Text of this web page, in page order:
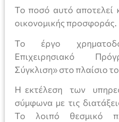
Το ποσό αυτό αποτελεί
οικονομικής προσφοράς.
Το έργο
Επιχειρησιακό
Σύγκλιση» στο πλαίσιο
Η εκτέλεση των
σύμφωνα με τις
Το λοιπό θεσμικό